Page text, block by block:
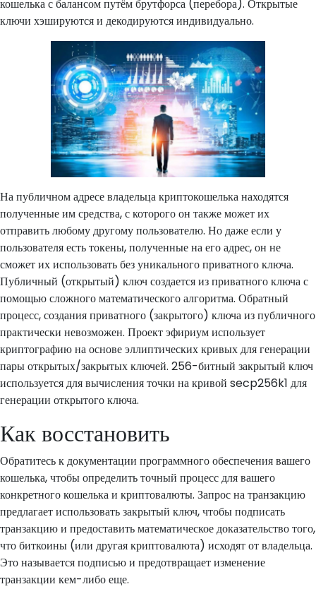
кошелька с балансом путём брутфорса (перебора). Открытые
ключи хэшируются и декодируются индивидуально.
На публичном адресе владельца криптокошелька находятся
полученные им средства, с которого он также может их
отправить любому другому пользователю. Но даже если у
пользователя есть токены, полученные на его адрес, он не
сможет их использовать без уникального приватного ключа.
Публичный (открытый) ключ создается из приватного ключа с
помощью сложного математического алгоритма. Обратный
процесс, создания приватного (закрытого) ключа из публичного
практически невозможен. Проект эфириум использует
криптографию на основе эллиптических кривых для генерации
пары открытых/закрытых ключей. 256-битный закрытый ключ
используется для вычисления точки на кривой secp256k1 для
генерации открытого ключа.
Как восстановить
Обратитесь к документации программного обеспечения вашего
кошелька, чтобы определить точный процесс для вашего
конкретного кошелька и криптовалюты. Запрос на транзакцию
предлагает использовать закрытый ключ, чтобы подписать
транзакцию и предоставить математическое доказательство того,
что биткоины (или другая криптовалюта) исходят от владельца.
Это называется подписью и предотвращает изменение
транзакции кем-либо еще.